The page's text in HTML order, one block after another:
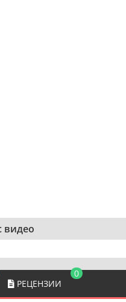
видео
РЕЦЕНЗИИ
0